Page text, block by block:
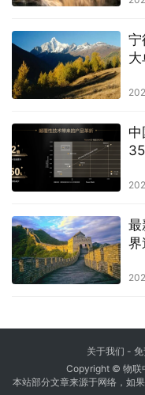
宁
最
界
关于我们 -
Copyright © 物联
本站部分文章来源于网络，如